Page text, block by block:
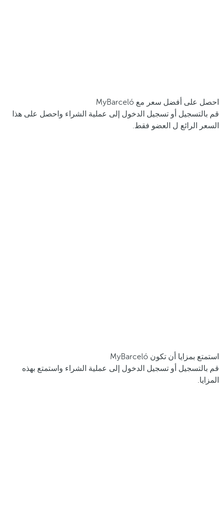
احصل على أفضل سعر مع MyBarceló
قم بالتسجيل أو تسجيل الدخول إلى عملية الشراء واحصل على هذا
السعر الرائع ل العضو فقط.
استمتع بمزايا أن تكون MyBarceló
قم بالتسجيل أو تسجيل الدخول إلى عملية الشراء واستمتع بهذه
المزايا.